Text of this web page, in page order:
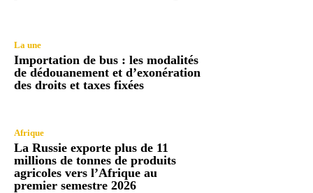
La une
Importation de bus : les modalités
de dédouanement et d’exonération
des droits et taxes fixées
Afrique
La Russie exporte plus de 11
millions de tonnes de produits
agricoles vers l’Afrique au
premier semestre 2026